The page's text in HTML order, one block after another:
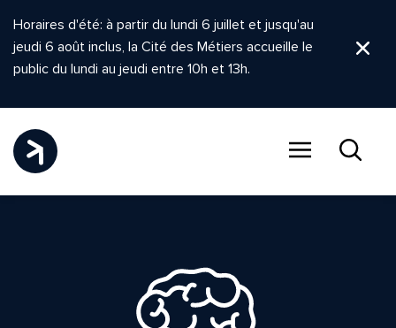
Horaires d'été: à partir du lundi 6 juillet et jusqu'au
jeudi 6 août inclus, la Cité des Métiers accueille le
public du lundi au jeudi entre 10h et 13h.